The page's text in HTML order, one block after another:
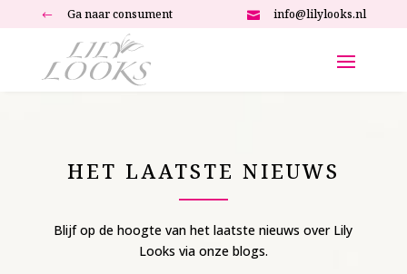
# Ga naar consument  info@lilylooks.nl
HET LAATSTE NIEUWS
Blijf op de hoogte van het laatste nieuws over Lily
Looks via onze blogs.